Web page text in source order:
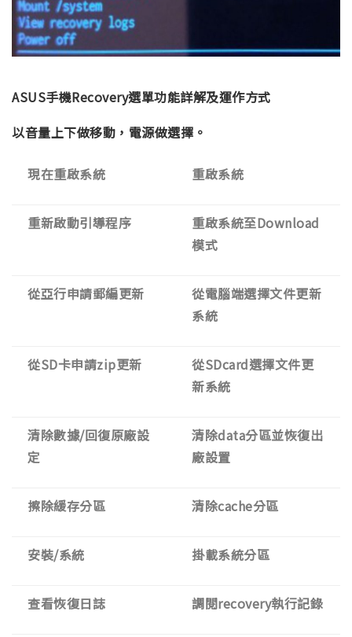
ASUS手機Recovery選單功能詳解及運作方式
以音量上下做移動，電源做選擇。
現在重啟系統 重啟系統
重新啟動引導程序
重啟系統至Download
模式
從亞行申請郵編更新
從電腦端選擇文件更新
系統
從SD卡申請zip更新
從SDcard選擇文件更
新系統
清除數據/回復原廠設
定
清除data分區並恢復出
廠設置
擦除緩存分區 清除cache分區
安裝/系統 掛載系統分區
查看恢復日誌 調閱recovery執行記錄